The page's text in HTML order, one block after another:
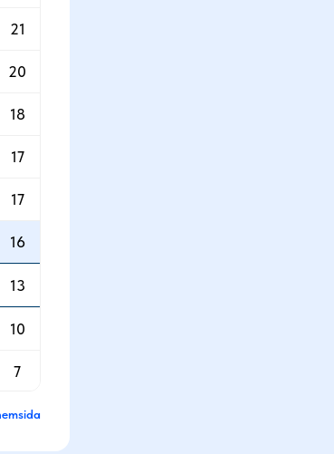
21
20
18
17
17
16
13
10
7